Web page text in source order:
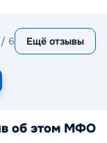
/ 6 Ещё отзывы
об этом МФО